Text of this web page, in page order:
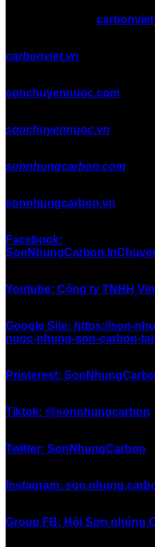
carbonviet.vn
sonchuyennuoc.com
sonchuyennuoc.vn
sonnhungcarbon.com
sonnhungcarbon.vn
Facebook:
Youtube: Công ty TNHH
Google Site: https://son-
nuoc-nhung-son-carbon-
Printerest:
Tiktok: @sonnhungcarbon
Twitter: SonNhungCarbon
Instagram:
Group FB: Hội Sơn nhúng